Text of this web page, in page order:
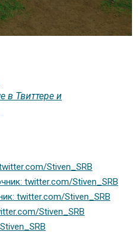
в Твиттере и